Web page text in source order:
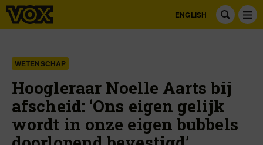
ENGLISH
WETENSCHAP
Hoogleraar Noelle Aarts bij
afscheid: ‘Ons eigen gelijk
wordt in onze eigen bubbels